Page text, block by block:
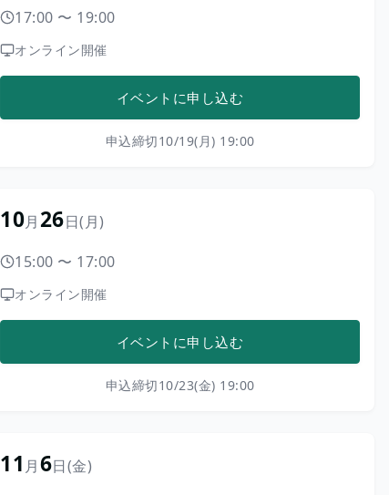
17:00 〜 19:00
オンライン開催
イベントに申し込む
申込締切10/19(月) 19:00
10月26日(月)
15:00 〜 17:00
オンライン開催
イベントに申し込む
申込締切10/23(金) 19:00
11 月6日(金)